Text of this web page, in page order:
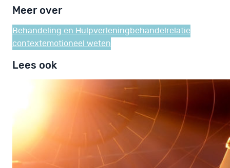
Meer over
Behandeling en Hulpverleningbehandelrelatie
contextemotioneel weten
Lees ook